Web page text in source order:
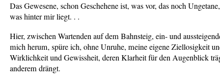
Das Gewesene, schon Geschehene ist, was vor, das noch
was hinter mir liegt. . .
Hier, zwischen Wartenden auf dem Bahnsteig, ein- und
mich herum, spüre ich, ohne Unruhe, meine eigene Ziellosigkeit
Wirklichkeit und Gewissheit, deren Klarheit für den Augenblick
anderem drängt.